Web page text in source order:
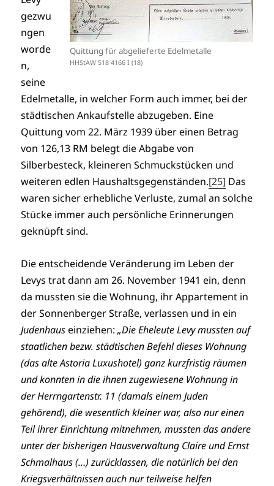
Quittung für abgelieferte Edelmetalle
HHStAW 518 4166 I (18)
gezwu
ngen
worde
n,
seine
Edelmetalle, in welcher Form auch immer, bei der
städtischen Ankaufstelle abzugeben. Eine
Quittung vom 22. März 1939 über einen Betrag
von 126,13 RM belegt die Abgabe von
Silberbesteck, kleineren Schmuckstücken und
weiteren edlen Haushaltsgegenständen.[25] Das
waren sicher erhebliche Verluste, zumal an solche
Stücke immer auch persönliche Erinnerungen
geknüpft sind.
Die entscheidende Veränderung im Leben der
Levys trat dann am 26. November 1941 ein, denn
da mussten sie die Wohnung, ihr Appartement in
der Sonnenberger Straße, verlassen und in ein
Judenhauseinziehen:„Die Eheleute Levy mussten auf
staatlichen bezw. städtischen Befehl dieses Wohnung
(das alte Astoria Luxushotel) ganz kurzfristig räumen
und konnten in die ihnen zugewiesene Wohnung in
der Herrngartenstr. 11 (damals einem Juden
gehörend), die wesentlich kleiner war, also nur einen
Teil ihrer Einrichtung mitnehmen, mussten das andere
unter der bisherigen Hausverwaltung Claire und Ernst
Schmalhaus (…) zurücklassen, die natürlich bei den
Kriegsverhältnissen auch nur teilweise helfen